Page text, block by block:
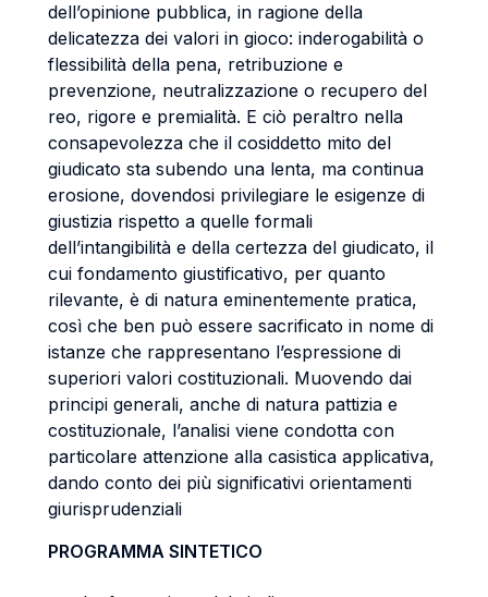
dell’opinione pubblica, in ragione della
delicatezza dei valori in gioco: inderogabilità o
flessibilità della pena, retribuzione e
prevenzione, neutralizzazione o recupero del
reo, rigore e premialità. E ciò peraltro nella
consapevolezza che il cosiddetto mito del
giudicato sta subendo una lenta, ma continua
erosione, dovendosi privilegiare le esigenze di
giustizia rispetto a quelle formali
dell’intangibilità e della certezza del giudicato, il
cui fondamento giustificativo, per quanto
rilevante, è di natura eminentemente pratica,
così che ben può essere sacrificato in nome di
istanze che rappresentano l’espressione di
superiori valori costituzionali. Muovendo dai
principi generali, anche di natura pattizia e
costituzionale, l’analisi viene condotta con
particolare attenzione alla casistica applicativa,
dando conto dei più significativi orientamenti
giurisprudenziali
PROGRAMMA SINTETICO